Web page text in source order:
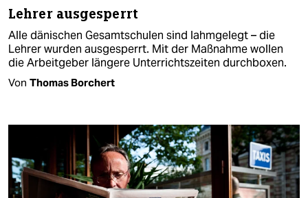
Lehrer ausgesperrt
Alle dänischen Gesamtschulen sind lahmgelegt – die
Lehrer wurden ausgesperrt. Mit der Maßnahme wollen
die Arbeitgeber längere Unterrichtszeiten durchboxen.
Von Thomas Borchert